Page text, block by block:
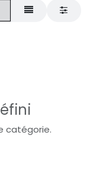
catégorie.